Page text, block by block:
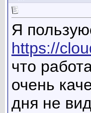
Я
https://
что
очень
дня не